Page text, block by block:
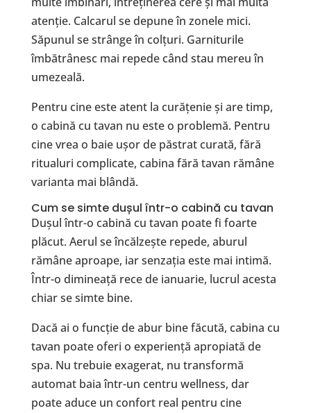
atenție. Calcarul se depune în zonele mici.
Săpunul se strânge în colțuri. Garniturile
îmbătrânesc mai repede când stau mereu în
umezeală.
Pentru cine este atent la curățenie și are timp,
o cabină cu tavan nu este o problemă. Pentru
cine vrea o baie ușor de păstrat curată, fără
ritualuri complicate, cabina fără tavan rămâne
varianta mai blândă.
Cum se simte dușul într-o cabină cu tavan
Dușul într-o cabină cu tavan poate fi foarte
plăcut. Aerul se încălzește repede, aburul
rămâne aproape, iar senzația este mai intimă.
Într-o dimineață rece de ianuarie, lucrul acesta
chiar se simte bine.
Dacă ai o funcție de abur bine făcută, cabina cu
tavan poate oferi o experiență apropiată de
spa. Nu trebuie exagerat, nu transformă
automat baia într-un centru wellness, dar
poate aduce un confort real pentru cine